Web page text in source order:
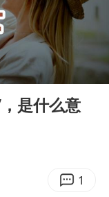
视频丨中国东方电气集团原党组副书记、董事宋致远被查
贯穿浙江
夜被收150元
甩不了锅
2026》名单
02:03
是什么意
1